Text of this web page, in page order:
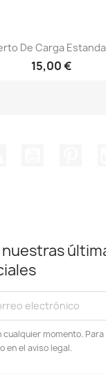
De Carga
15,00 €
cualquier momento.
en el aviso legal.